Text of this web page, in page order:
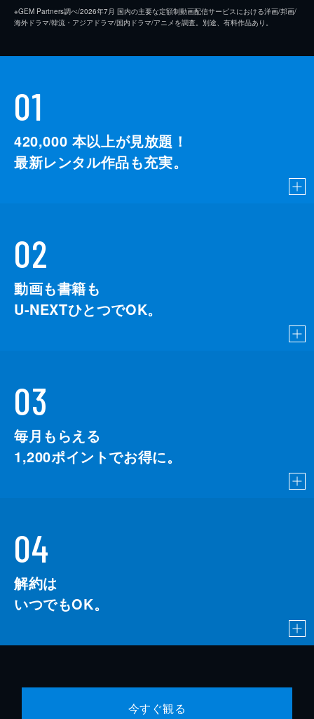
※GEM Partners調べ/2026年7⽉ 国内の主要な定額制動画配信サービスにおける洋画/邦画/
海外ドラマ/韓流・アジアドラマ/国内ドラマ/アニメを調査。別途、有料作品あり。
01
420,000 本以上が見放題！
最新レンタル作品も充実。
02
動画も書籍も
U-NEXTひとつでOK。
03
毎月もらえる
1,200ポイントでお得に。
04
解約は
いつでもOK。
今すぐ観る